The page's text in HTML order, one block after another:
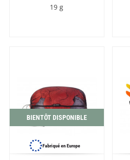
19 g
BIENTÔT DISPONIBLE
Fabriqué en Europe